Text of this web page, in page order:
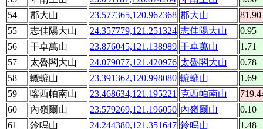
54
郡大山 23.577365,120.962368 郡大山
81.90
55
志佳陽大山 24.357779,121.251324 志佳陽大山
0.95
56
干卓萬山 23.876045,121.138989 干卓萬山
1.71
57
太魯閣大山 24.079077,121.420976 太魯閣大山
0.78
58
轆轆山 23.391362,120.998080 轆轆山
1.69
59
喀西帕南山 23.468634,121.195221 克西帕南山
60
內嶺爾山 23.579269,121.196050 內嶺爾山
0.10
61
鈴鳴山 24.244380,121.351647 鈴鳴山
1.48